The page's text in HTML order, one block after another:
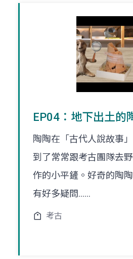
EP04：地下出土的
陶陶在「古代人說故事
到了常常跟考古團隊去
作的小平鏟。好奇的陶
有好多疑問......
考古